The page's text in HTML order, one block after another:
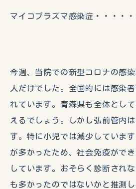
マイコプラズマ感染症・・・・・
今週、当院での新型コロナの感
人だけでした。全国的には感染
れています。青森県も全体とし
えるでしょう。しかし弘前管内
す。特に小児では減少していま
が多かったため、社会免疫がで
しています。おそらく診断され
も多かったのではないかと推測